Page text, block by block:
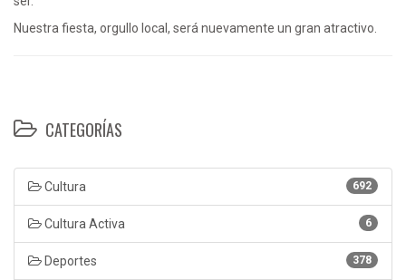
Nuestra fiesta, orgullo local, será nuevamente un gran atractivo.
CATEGORÍAS
692
Cultura
6
Cultura Activa
378
Deportes